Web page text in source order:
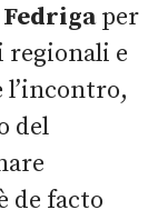
per
regionali e
l’incontro,
del
de facto